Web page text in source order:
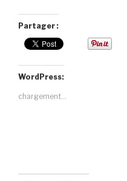
Partager :
WordPress:
chargement…